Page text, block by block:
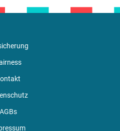
AGBs